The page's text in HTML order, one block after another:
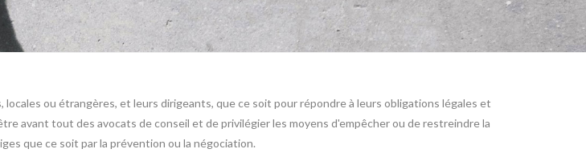
ou étrangères, et leurs dirigeants, que ce soit pour répondre à leurs obligations légales et
avant tout des avocats de conseil et de privilégier les moyens d'empêcher ou de restreindre la
que ce soit par la prévention ou la négociation.